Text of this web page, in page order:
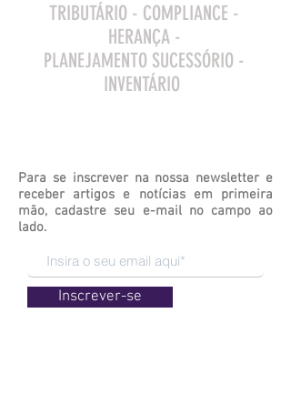
TRIBUTÁRIO - COMPLIANCE -
HERANÇA -
PLANEJAMENTO SUCESSÓRIO -
INVENTÁRIO
Para se inscrever na nossa newsletter e
receber artigos e notícias em primeira
mão, cadastre seu e-mail no campo ao
lado.
Inscrever-se